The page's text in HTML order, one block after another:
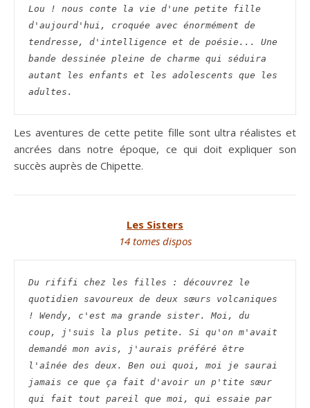
Lou ! nous conte la vie d'une petite fille
d'aujourd'hui, croquée avec énormément de
tendresse, d'intelligence et de poésie... Une
bande dessinée pleine de charme qui séduira
autant les enfants et les adolescents que les
adultes.
Les aventures de cette petite fille sont ultra réalistes et
ancrées dans notre époque, ce qui doit expliquer son
succès auprès de Chipette.
Les Sisters
14 tomes dispos
Du rififi chez les filles : découvrez le
quotidien savoureux de deux sœurs volcaniques
! Wendy, c'est ma grande sister. Moi, du
coup, j'suis la plus petite. Si qu'on m'avait
demandé mon avis, j'aurais préféré être
l'aînée des deux. Ben oui quoi, moi je saurai
jamais ce que ça fait d'avoir un p'tite sœur
qui fait tout pareil que moi, qui essaie par